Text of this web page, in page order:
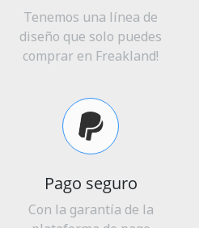
Tenemos una línea de
diseño que solo puedes
comprar en Freakland!
Pago seguro
Con la garantía de la